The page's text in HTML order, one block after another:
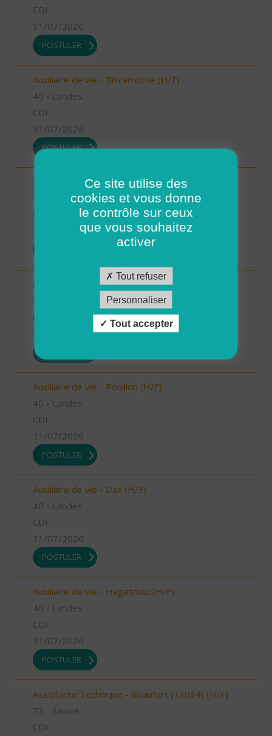
CDI
31/07/2026
POSTULER
Auxiliaire de vie - Biscarrosse (H/F)
40 - Landes
CDI
31/07/2026
POSTULER
Auxiliaire de vie - Oeyreluy (H/F)
40 - Landes
31/07/2026
Auxiliaire de vie - Mugron (H/F)
Auxiliaire de vie - Pouillon (H/F)
40 - Landes
CDI
31/07/2026
POSTULER
Auxiliaire de vie - Dax (H/F)
40 - Landes
CDI
31/07/2026
POSTULER
Auxiliaire de vie - Hagetmau (H/F)
40 - Landes
CDI
31/07/2026
POSTULER
Assistante Technique - Beaufort (73034) (H/F)
73 - Savoie
CDI
Ce site utilise des
cookies et vous donne
le contrôle sur ceux
que vous souhaitez
activer
Tout refuser
Personnaliser
Tout accepter